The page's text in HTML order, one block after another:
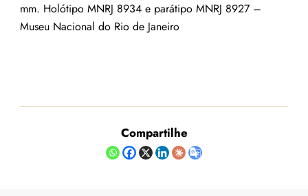
mm. Holótipo MNRJ 8934 e parátipo MNRJ 8927 –
Museu Nacional do Rio de Janeiro
Compartilhe